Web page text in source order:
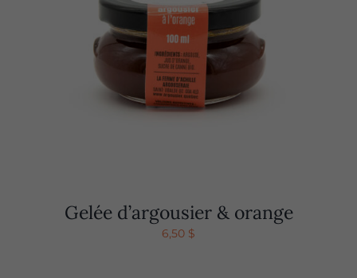
Gelée d’argousier & orange
6,50 $